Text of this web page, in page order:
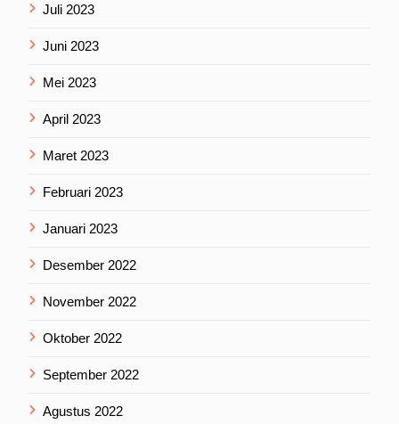
Juli 2023
Juni 2023
Mei 2023
April 2023
Maret 2023
Februari 2023
Januari 2023
Desember 2022
November 2022
Oktober 2022
September 2022
Agustus 2022